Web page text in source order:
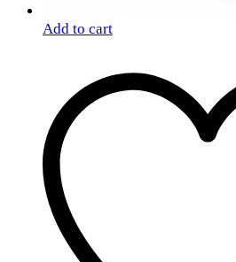
Add to cart